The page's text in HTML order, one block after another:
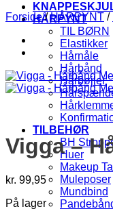
HÅRPYNT
TIL BØRN
Elastikker
Hårnåle
Hårbånd
Hårbøjler
TILBEHØR
BH
Huer
Makeup
Muleposer
Mundbind
Forside / HÅRPYNT /
Vigga –
kr. 99,95
På lager